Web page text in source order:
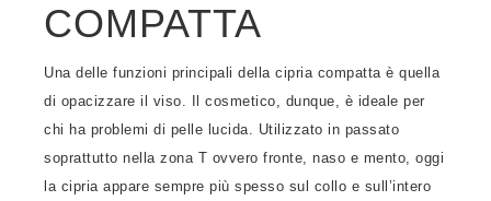
COMPATTA
Una delle funzioni principali della cipria compatta è quella
di opacizzare il viso. Il cosmetico, dunque, è ideale per
chi ha problemi di pelle lucida. Utilizzato in passato
soprattutto nella zona T ovvero fronte, naso e mento, oggi
la cipria appare sempre più spesso sul collo e sull’intero